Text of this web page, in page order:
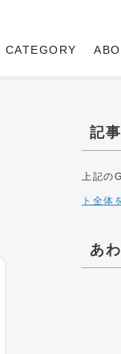
CATEGORY
記
上記の
ト全体
あ